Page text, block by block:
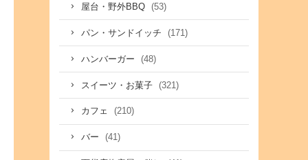
屋台・野外BBQ (53)
パン・サンドイッチ (171)
ハンバーガー (48)
スイーツ・お菓子 (321)
カフェ (210)
バー (41)